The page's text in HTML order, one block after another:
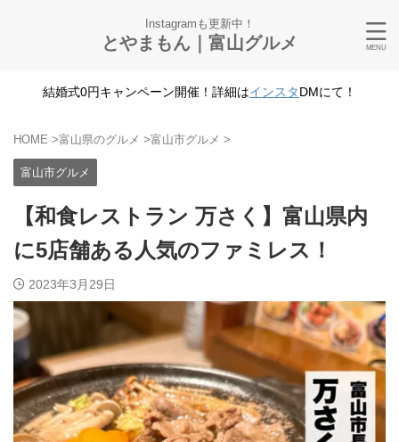
Instagramも更新中！
とやまもん｜富山グルメ
結婚式0円キャンペーン開催！詳細はインスタDMにて！
HOME >富山県のグルメ >富山市グルメ >
富山市グルメ
【和食レストラン 万さく】富山県内
に5店舗ある人気のファミレス！
2023年3月29日